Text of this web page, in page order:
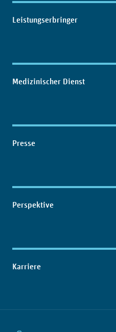
Leistungserbringer
Medizinischer Dienst
Presse
Perspektive
Karriere